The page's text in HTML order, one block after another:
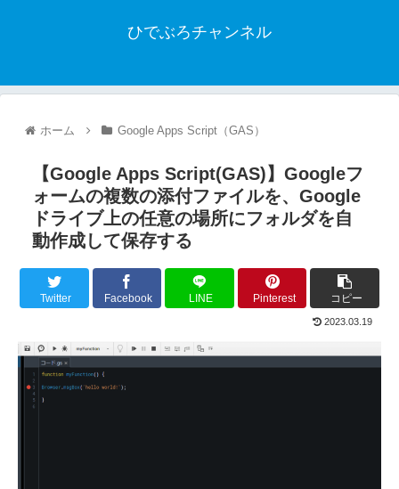
ひでぶろチャンネル
ホーム Google Apps Script（GAS）
【Google Apps Script(GAS)】Googleフ
ォームの複数の添付ファイルを、Google
ドライブ上の任意の場所にフォルダを自
動作成して保存する
Twitter Facebook LINE Pinterest コピー
2023.03.19